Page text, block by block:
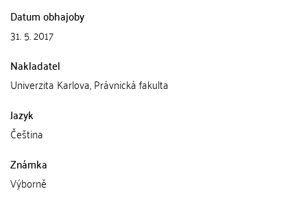
Datum obhajoby
31. 5. 2017
Nakladatel
Univerzita Karlova, Právnická fakulta
Jazyk
Čeština
Známka
Výborně